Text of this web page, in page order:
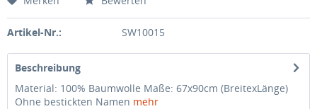
Artikel-Nr.: SW10015
Beschreibung
Material: 100% Baumwolle Maße: 67x90cm (BreitexLänge)
Ohne bestickten Namen mehr